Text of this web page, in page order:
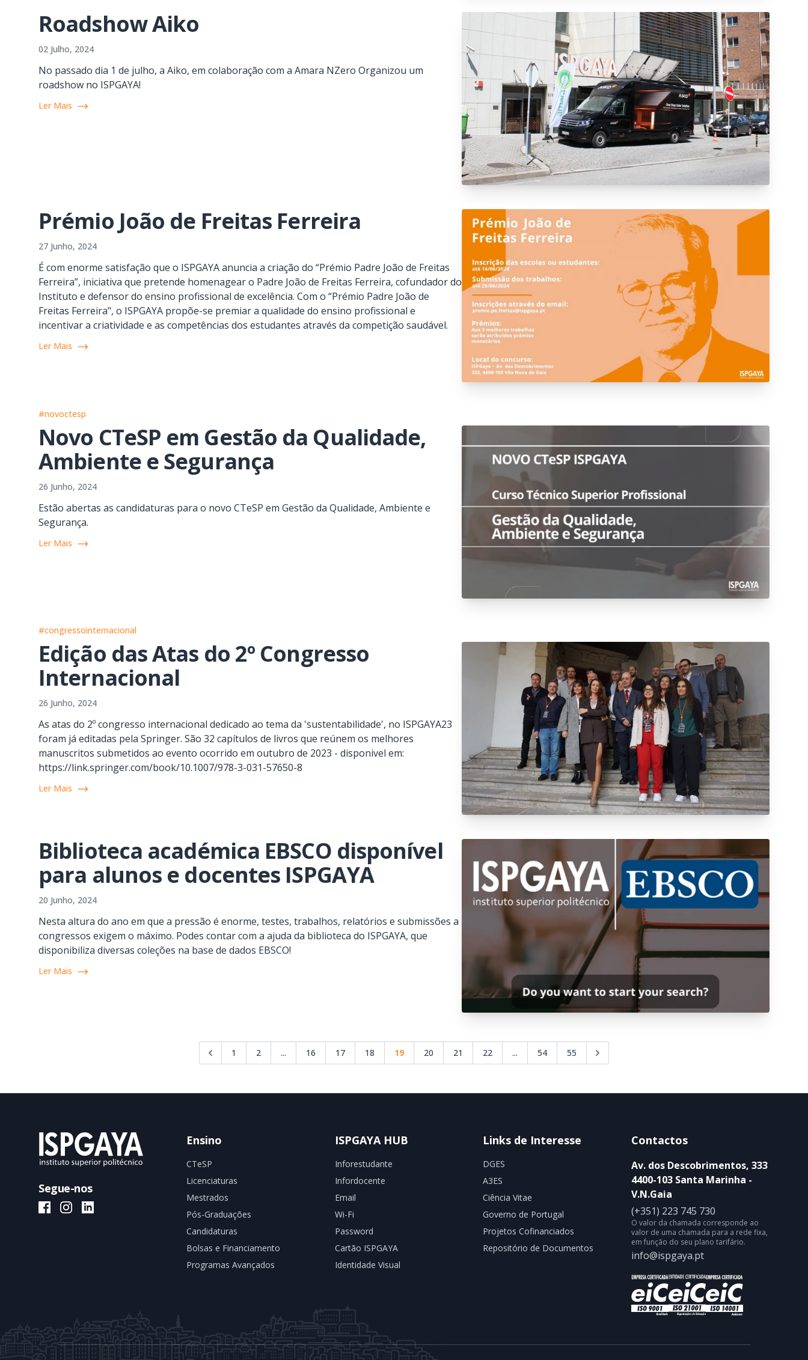
Roadshow Aiko
02 Julho, 2024
No passado dia 1 de julho, a Aiko, em colaboração com a Amara NZero Organizou um
roadshow no ISPGAYA!
Ler Mais
Prémio João de Freitas Ferreira
27 Junho, 2024
É com enorme satisfação que o ISPGAYA anuncia a criação do “Prémio Padre João de Freitas
Ferreira”, iniciativa que pretende homenagear o Padre João de Freitas Ferreira, cofundador do
Instituto e defensor do ensino profissional de excelência. Com o “Prémio Padre João de
Freitas Ferreira", o ISPGAYA propõe-se premiar a qualidade do ensino profissional e
incentivar a criatividade e as competências dos estudantes através da competição saudável.
Ler Mais
#novoctesp
Novo CTeSP em Gestão da Qualidade,
Ambiente e Segurança
26 Junho, 2024
Estão abertas as candidaturas para o novo CTeSP em Gestão da Qualidade, Ambiente e
Segurança.
Ler Mais
#congressointernacional
Edição das Atas do 2º Congresso
Internacional
26 Junho, 2024
As atas do 2º congresso internacional dedicado ao tema da 'sustentabilidade', no ISPGAYA23
foram já editadas pela Springer. São 32 capítulos de livros que reúnem os melhores
manuscritos submetidos ao evento ocorrido em outubro de 2023 - disponivel em:
https://link.springer.com/book/10.1007/978-3-031-57650-8
Ler Mais
Biblioteca académica EBSCO disponível
para alunos e docentes ISPGAYA
20 Junho, 2024
Nesta altura do ano em que a pressão é enorme, testes, trabalhos, relatórios e submissões a
congressos exigem o máximo. Podes contar com a ajuda da biblioteca do ISPGAYA, que
disponibiliza diversas coleções na base de dados EBSCO!
Ler Mais
1 2 ... 16 17 18 19 20 21 22 ... 54 55
Segue-nos
ISPGAYA Facebook
ISPGAYA Instagram
ISPGAYA LinkedIn
Ensino
CTeSP
Licenciaturas
Mestrados
Pós-Graduações
Candidaturas
Bolsas e Financiamento
Programas Avançados
ISPGAYA HUB
Inforestudante
Infordocente
Email
Wi-Fi
Password
Cartão ISPGAYA
Identidade Visual
Links de Interesse
DGES
A3ES
Ciência Vitae
Governo de Portugal
Projetos Cofinanciados
Repositório de Documentos
Contactos
Av. dos Descobrimentos, 333
4400-103 Santa Marinha -
V.N.Gaia
(+351) 223 745 730
O valor da chamada corresponde ao
valor de uma chamada para a rede fixa,
em função do seu plano tarifário.
info@ispgaya.pt